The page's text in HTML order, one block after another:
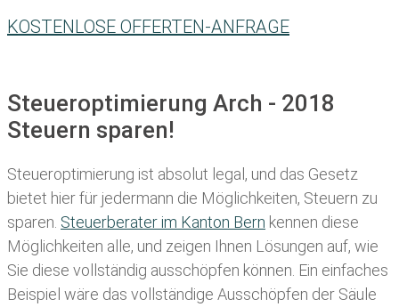
KOSTENLOSE OFFERTEN-ANFRAGE
Steueroptimierung Arch - 2018
Steuern sparen!
Steueroptimierung ist absolut legal, und das Gesetz
bietet hier für jedermann die Möglichkeiten, Steuern zu
sparen. Steuerberater im K anton Bern kennen diese
Möglichkeiten alle, und zeigen Ihnen Lösungen auf, wie
Sie diese vollständig ausschöpfen können. Ein einfaches
Beispiel wäre das vollständige Ausschöpfen der Säule